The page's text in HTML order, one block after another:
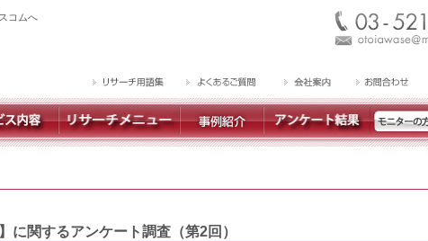
コムへ
に関するアンケート調査（第2回）